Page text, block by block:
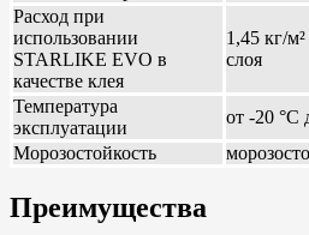
Расход при
использовании
STARLIKE EVO в
качестве клея
1,45 кг/
слоя
Температура
эксплуатации
от -20 °С
Морозостойкость
Преимущества